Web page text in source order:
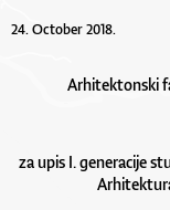
24. October 2018.
Arhitektonski
za upis I. generacije